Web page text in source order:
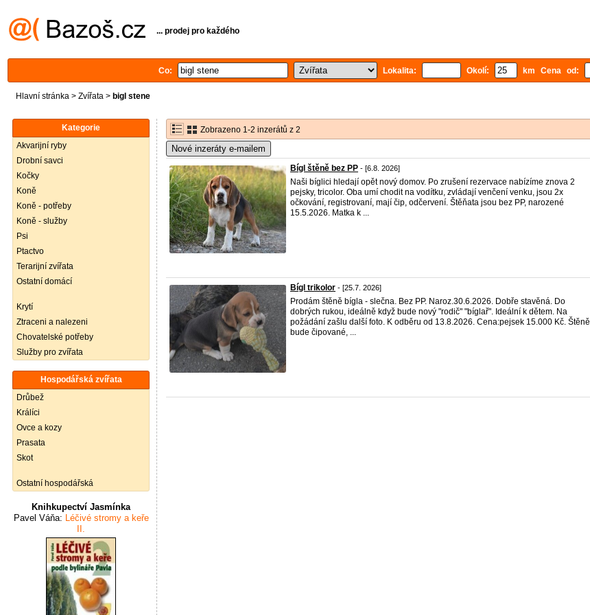
... prodej pro každého
Co: Lokalita: Okolí: km Cena od:
Hlavní stránka > Zvířata > bigl stene
Kategorie
Akvarijní ryby
Drobní savci
Kočky
Koně
Koně - potřeby
Koně - služby
Psi
Ptactvo
Terarijní zvířata
Ostatní domácí
Krytí
Ztraceni a nalezeni
Chovatelské potřeby
Služby pro zvířata
Hospodářská zvířata
Drůbež
Králíci
Ovce a kozy
Prasata
Skot
Ostatní hospodářská
Knihkupectví Jasmínka
Pavel Váňa: Léčivé stromy a keře
II.
Zobrazeno 1-2 inzerátů z 2
Nové inzeráty e-mailem
Bígl štěně bez PP - [6.8. 2026]
Naši bíglici hledají opět nový domov. Po zrušení rezervace nabízíme znova 2
pejsky, tricolor. Oba umí chodit na vodítku, zvládají venčení venku, jsou 2x
očkování, registrovaní, mají čip, odčervení. Štěňata jsou bez PP, narozené
15.5.2026. Matka k ...
Bígl trikolor - [25.7. 2026]
Prodám štěně bígla - slečna. Bez PP. Naroz.30.6.2026. Dobře stavěná. Do
dobrých rukou, ideálně když bude nový "rodič" "bíglař". Ideální k dětem. Na
požádání zašlu další foto. K odběru od 13.8.2026. Cena:pejsek 15.000 Kč. Štěně
bude čipované, ...